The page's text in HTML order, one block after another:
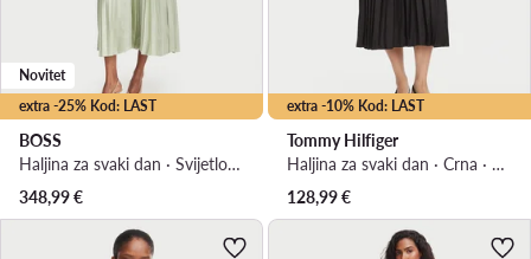
extra -25% Kod: LAST
Novitet
BOSS
Haljina za svaki dan · Svijetlo zelena · Midi
348,99€
extra -10% Kod: LAST
Tommy Hilfiger
Haljina za svaki dan · Crna · Midi
128,99€